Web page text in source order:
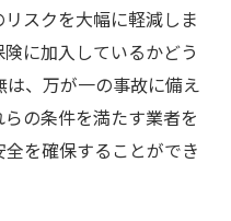
するための福岡県特
た安心の選択
活かした計画
予測する
スクを大幅に軽減しま
に加入しているかどう
、万が一の事故に備え
の条件を満たす業者を
を確保することができ